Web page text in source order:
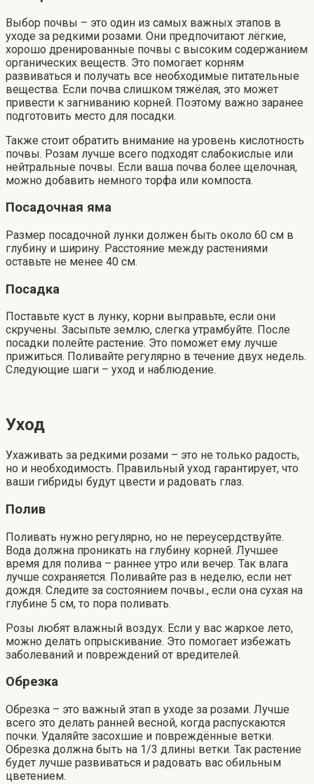
Выбор почвы – это один из самых важных этапов в
уходе за редкими розами. Они предпочитают лёгкие,
хорошо дренированные почвы с высоким содержанием
органических веществ. Это помогает корням
развиваться и получать все необходимые питательные
вещества. Если почва слишком тяжёлая, это может
привести к загниванию корней. Поэтому важно заранее
подготовить место для посадки.
Также стоит обратить внимание на уровень кислотность
почвы. Розам лучше всего подходят слабокислые или
нейтральные почвы. Если ваша почва более щелочная,
можно добавить немного торфа или компоста.
Посадочная яма
Размер посадочной лунки должен быть около 60 см в
глубину и ширину. Расстояние между растениями
оставьте не менее 40 см.
Посадка
Поставьте куст в лунку, корни выправьте, если они
скручены. Засыпьте землю, слегка утрамбуйте. После
посадки полейте растение. Это поможет ему лучше
прижиться. Поливайте регулярно в течение двух недель.
Следующие шаги – уход и наблюдение.
Уход
Ухаживать за редкими розами – это не только радость,
но и необходимость. Правильный уход гарантирует, что
ваши гибриды будут цвести и радовать глаз.
Полив
Поливать нужно регулярно, но не переусердствуйте.
Вода должна проникать на глубину корней. Лучшее
время для полива – раннее утро или вечер. Так влага
лучше сохраняется. Поливайте раз в неделю, если нет
дождя. Следите за состоянием почвы., если она сухая на
глубине 5 см, то пора поливать.
Розы любят влажный воздух. Если у вас жаркое лето,
можно делать опрыскивание. Это помогает избежать
заболеваний и повреждений от вредителей.
Обрезка
Обрезка – это важный этап в уходе за розами. Лучше
всего это делать ранней весной, когда распускаются
почки. Удаляйте засохшие и повреждённые ветки.
Обрезка должна быть на 1/3 длины ветки. Так растение
будет лучше развиваться и радовать вас обильным
цветением.